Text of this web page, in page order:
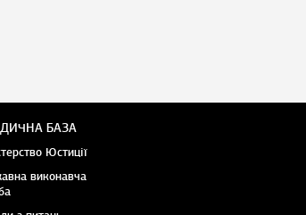
БАЗА
Юстиції
виконавча